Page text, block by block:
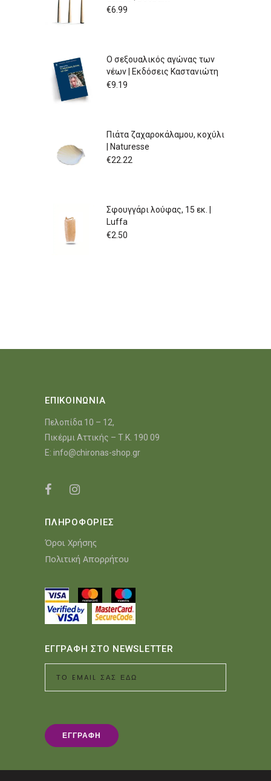
€6.99
Ο σεξουαλικός αγώνας των
νέων | Εκδόσεις Καστανιώτη
€9.19
Πιάτα ζαχαροκάλαμου, κοχύλι
| Naturesse
€22.22
Σφουγγάρι λούφας, 15 εκ. |
Luffa
€2.50
ΕΠΙΚΟΙΝΩΝΙΑ
Πελοπίδα 10 – 12,
Πικέρμι Αττικής – Τ.Κ. 190 09
E: info@chironas-shop.gr
ΠΛΗΡΟΦΟΡΙΕΣ
Όροι Χρήσης
Πολιτική Απορρήτου
ΕΓΓΡΑΦΗ ΣΤΟ NEWSLETTER